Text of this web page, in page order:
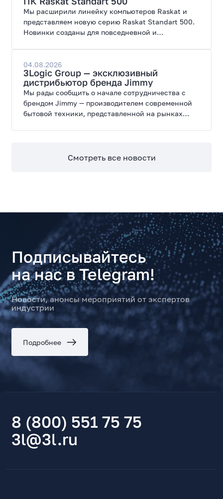
Мы расширили линейку компьютеров Raskat и
представляем новую серию Raskat Standart 500.
Новинки созданы для повседневной и
широкие возможности модернизации.
04.08.2026
3Logic Group — эксклюзивный
дистрибьютор бренда Jimmy
Мы рады сообщить о начале сотрудничества с
брендом Jimmy — производителем современной
бытовой техники, представленной на рынках
Смотреть все новости
Подписывайтесь
на нас в Telegram!
Новости, анонсы мероприятий от экспертов
индустрии
Подробнее
8 (800) 551 75 75
3l@3l.ru